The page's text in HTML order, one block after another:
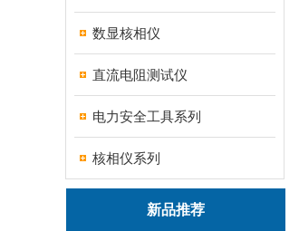
数显核相仪
直流电阻测试仪
电力安全工具系列
核相仪系列
新品推荐